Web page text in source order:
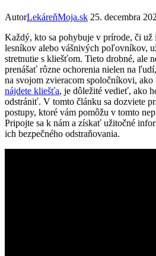
AutorLekáreňMoja.sk 25. decembra
Každý, ⁤kto sa ⁢pohybuje v prírode,⁣ či už
lesníkov alebo vášnivých poľovníkov,
stretnutie s‍ kliešťom. Tieto drobné, ⁣ale⁤
prenášať rôzne ochorenia nielen ​na
na⁢ svojom zvieracom ⁢spoločníkovi,
nájdete kliešťa, ⁢je dôležité vedieť, ‌ako
odstrániť. V tomto článku sa dozviete
postupy,⁣ ktoré vám ⁤pomôžu ⁢v ​tomto
⁣Pripojte sa k ⁤nám a získať užitočné
ich bezpečného‌ odstraňovania.